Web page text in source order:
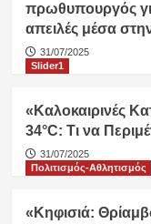
πρωθυπουργός
απειλές μέσα
31/07/2025
Slider1
«Καλοκαιρινές
34°C: Τι να
31/07/2025
Πολιτισμός-Αθλητισμός
«Κηφισιά: